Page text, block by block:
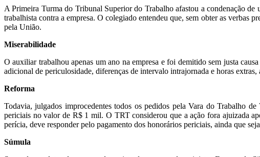
A Primeira Turma do Tribunal Superior do Trabalho afastou a condenação
trabalhista contra a empresa. O colegiado entendeu que, sem obter as verbas
pela União.
Miserabilidade
O auxiliar trabalhou apenas um ano na empresa e foi demitido sem justa
adicional de periculosidade, diferenças de intervalo intrajornada e horas
Reforma
Todavia, julgados improcedentes todos os pedidos pela Vara do Trabalho
periciais no valor de R$ 1 mil. O TRT considerou que a ação fora ajuizada
perícia, deve responder pelo pagamento dos honorários periciais, ainda que
Súmula